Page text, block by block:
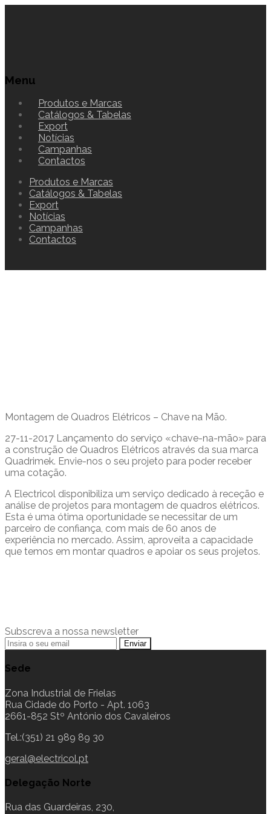
Menu
Produtos e Marcas
Catálogos & Tabelas
Export
Notícias
Campanhas
Contactos
Produtos e Marcas
Catálogos & Tabelas
Export
Notícias
Campanhas
Contactos
Montagem de Quadros Elétricos – Chave na Mão.
27-11-2017 Lançamento do serviço «chave-na-mão» para
a construção de Quadros Elétricos através da sua marca
Quadrimek. Envie-nos o seu projeto para poder receber
uma cotação.
A Electricol disponibiliza um serviço dedicado à receção e
análise de projetos para montagem de quadros elétricos.
Esta é uma ótima oportunidade se necessitar de um
parceiro de confiança, com mais de 60 anos de
experiência no mercado. Assim, aproveita a capacidade
que temos em montar quadros e apoiar os seus projetos.
Subscreva a nossa newsletter
Sede
Zona Industrial de Frielas
Rua Cidade do Porto - Apt. 1063
2661-852 Stº António dos Cavaleiros
Tel.:(351) 21 989 89 30
geral@electricol.pt
Delegação Norte
Rua das Guardeiras, 230,